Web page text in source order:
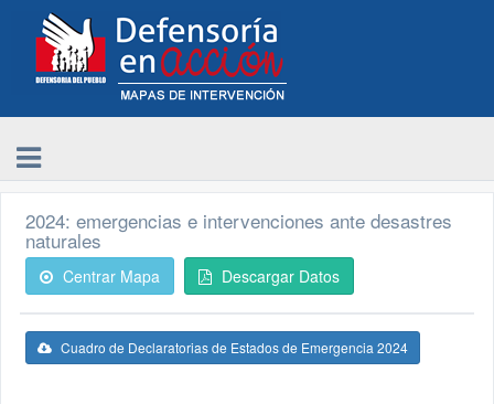
2024: emergencias e intervenciones ante desastres
naturales
Centrar Mapa Descargar Datos
Cuadro de Declaratorias de Estados de Emergencia 2024